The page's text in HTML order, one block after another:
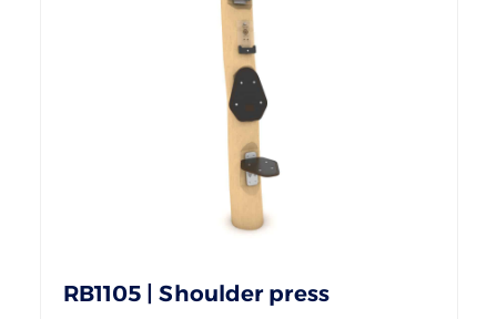
RB1105 | Shoulder press